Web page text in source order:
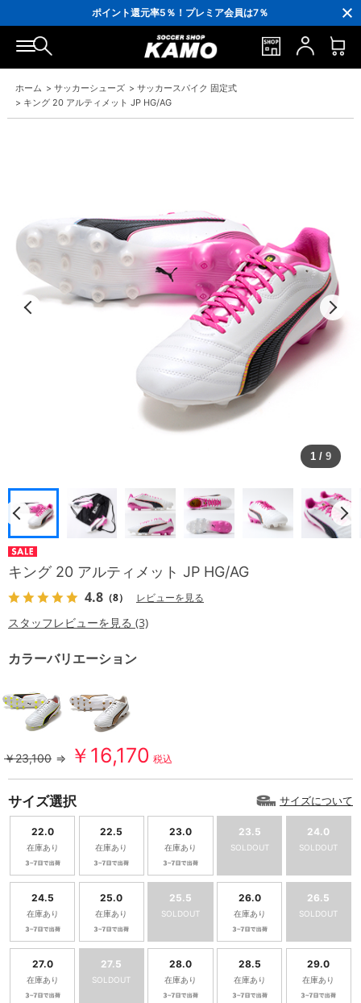
ポイント還元率5％！プレミア会員は7％
会員の方にはお誕生月に「10％OFFクーポン」プレゼント！
16,000円(税込)以上でシューズケースプレゼント！
3,300円(税込)以上で送料無料！
ホーム > サッカーシューズ > サッカースパイク 固定式
> キング 20 アルティメット JP HG/AG
1 / 9
キング 20 アルティメット JP HG/AG
4.8 （8） レビューを見る
スタッフレビューを見る (3)
カラーバリエーション
￥23,100 ⇒ ￥16,170 税込
サイズ選択 サイズについて
22.0
在庫あり
22.5
在庫あり
23.0
在庫あり
23.5
SOLDOUT
24.0
SOLDOUT
24.5
在庫あり
25.0
在庫あり
25.5
SOLDOUT
26.0
在庫あり
26.5
SOLDOUT
27.0
在庫あり
27.5
SOLDOUT
28.0
在庫あり
28.5
在庫あり
29.0
在庫あり